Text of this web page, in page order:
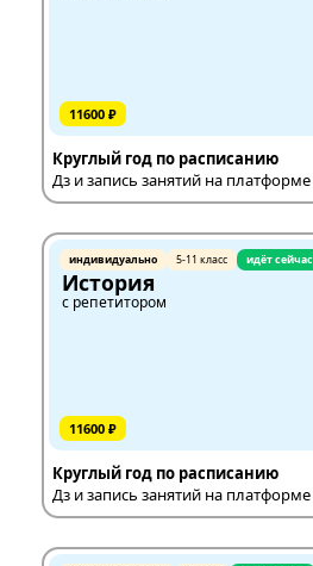
11600 ₽
Круглый год по расписанию
Дз и запись занятий на платформе
индивидуально 5-11 класс идёт сейчас
История
с репетитором
11600 ₽
Круглый год по расписанию
Дз и запись занятий на платформе